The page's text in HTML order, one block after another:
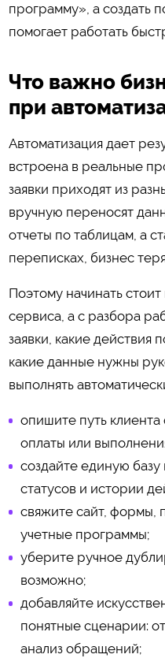
программу», а создать
помогает работать
Что важно
при
Автоматизация дает
встроена в реальные
заявки приходят из
вручную переносят
отчеты по таблицам, а
переписках, бизнес
Поэтому начинать
сервиса, а с разбора
заявки, какие действия
какие данные нужны
выполнять
опишите путь
оплаты или
создайте единую базу
статусов и истории
свяжите сайт, формы,
учетные программы;
уберите ручное
возможно;
добавляйте
понятные сценарии:
анализ обращений;